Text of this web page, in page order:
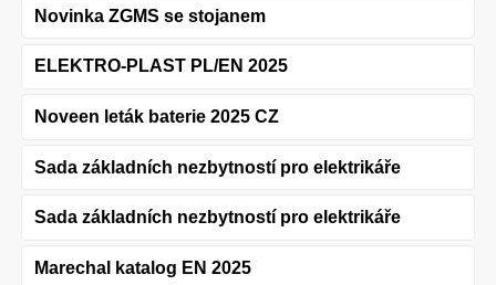
Novinka ZGMS se stojanem
ELEKTRO-PLAST PL/EN 2025
Noveen leták baterie 2025 CZ
Sada základních nezbytností pro elektrikáře
Sada základních nezbytností pro elektrikáře
Marechal katalog EN 2025